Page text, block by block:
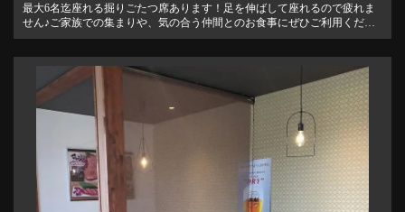
最大6名迄座れる掘りごたつ席あります！足を伸ばして座れるので疲れま
せん♪ご家族での集まりや、気の合う仲間とのお食事にぜひご利用くださ
い。